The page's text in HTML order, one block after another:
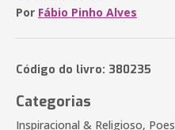
Por Fábio Pinho Alves
Código do livro: 380235
Categorias
Inspiracional & Religioso,